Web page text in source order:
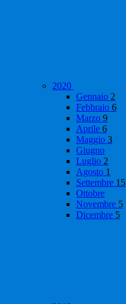
2020
Gennaio 2
Febbraio 6
Marzo 9
Aprile 6
Maggio 3
Giugno
Luglio 2
Agosto 1
Settembre 15
Ottobre
Novembre 5
Dicembre 5